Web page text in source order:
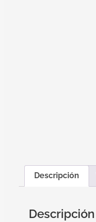
Descripción
Descripción